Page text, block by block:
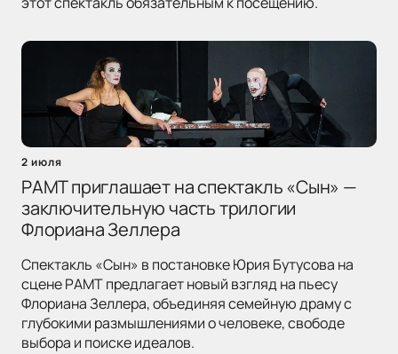
2 июля
РАМТ приглашает на спектакль «Сын» —
заключительную часть трилогии
Флориана Зеллера
Спектакль «Сын» в постановке Юрия Бутусова на
сцене РАМТ предлагает новый взгляд на пьесу
Флориана Зеллера, объединяя семейную драму с
глубокими размышлениями о человеке, свободе
выбора и поиске идеалов.